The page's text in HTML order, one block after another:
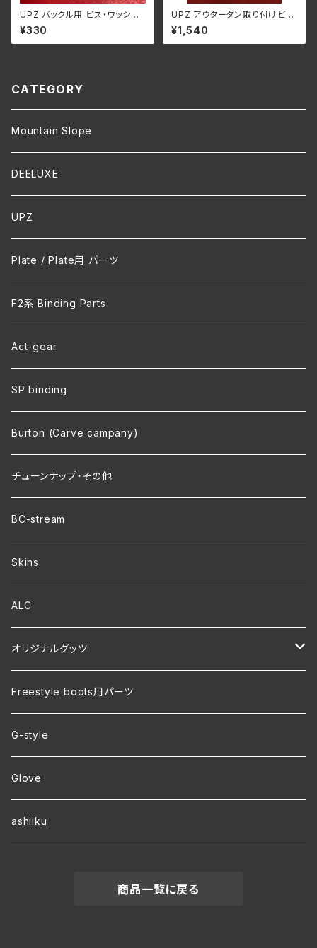
UPZ バックル用 ビス・ワッシャ
ー・ナット 1セット
¥330
UPZ アウタータン取り付けビス
＆ワッシャー 1セット
¥1,540
CATEGORY
Mountain Slope
DEELUXE
UPZ
Plate / Plate用 パーツ
F2系 Binding Parts
Act-gear
SP binding
Burton (Carve campany)
チューンナップ・その他
BC-stream
Skins
ALC
オリジナルグッツ
裏地付き オリジナルコーチジャケット
ver.2 毛玉が出来にくい・裏起毛 オリジナルパーカー
ver.1 速乾・裏起毛・サイズ豊富 オリジナルパーカー
ワラーチwebオーダー
Freestyle boots用パーツ
G-style
Glove
ashiiku
商品一覧に戻る